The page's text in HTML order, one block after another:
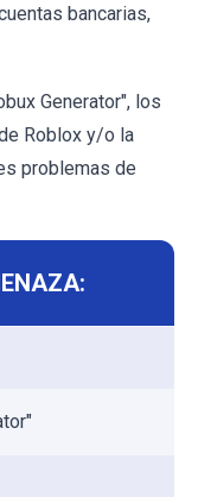
bancarias,
Generator", los
Roblox y/o la
problemas de